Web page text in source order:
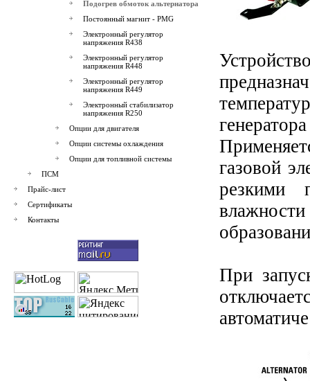
Подогрев обмоток альтернатора
Постоянный магнит - PMG
Электронный регулятор
напряжения R438
Электронный регулятор
напряжения R448
Электронный регулятор
напряжения R449
Электронный стабилизатор
напряжения R250
Опции для двигателя
Опции системы охлаждения
Опции для топливной системы
ПСМ
Прайс-лист
Сертификаты
Контакты
газовой
резкими
При